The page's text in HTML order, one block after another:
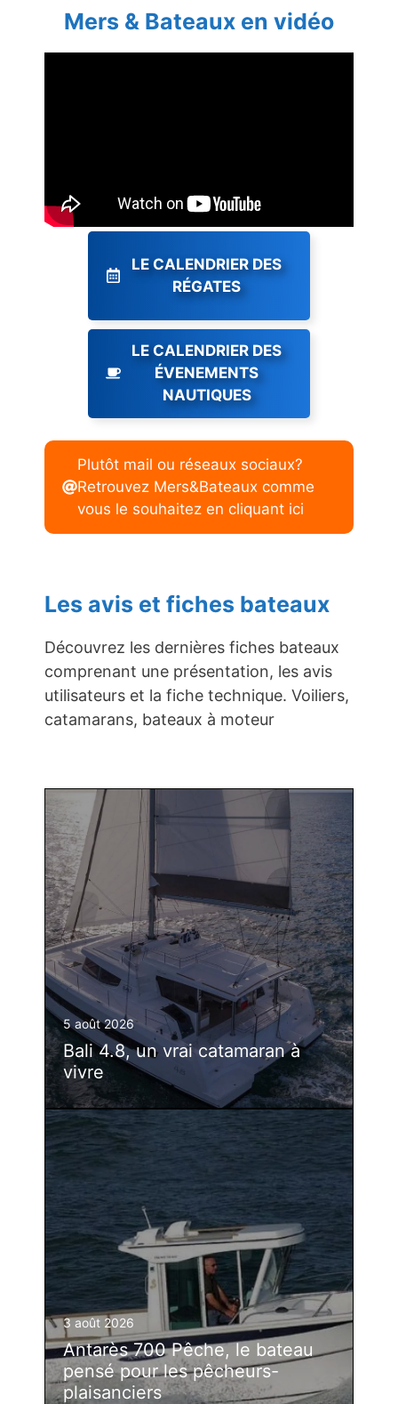
Mers & Bateaux en vidéo
LE CALENDRIER DES
RÉGATES
LE CALENDRIER DES
ÉVENEMENTS
NAUTIQUES
Plutôt mail ou réseaux sociaux?
Retrouvez Mers&Bateaux comme
vous le souhaitez en cliquant ici
Les avis et fiches bateaux
Découvrez les dernières fiches bateaux
comprenant une présentation, les avis
utilisateurs et la fiche technique. Voiliers,
catamarans, bateaux à moteur
5 août 2026
Bali 4.8, un vrai catamaran à
vivre
3 août 2026
Antarès 700 Pêche, le bateau
pensé pour les pêcheurs-
plaisanciers